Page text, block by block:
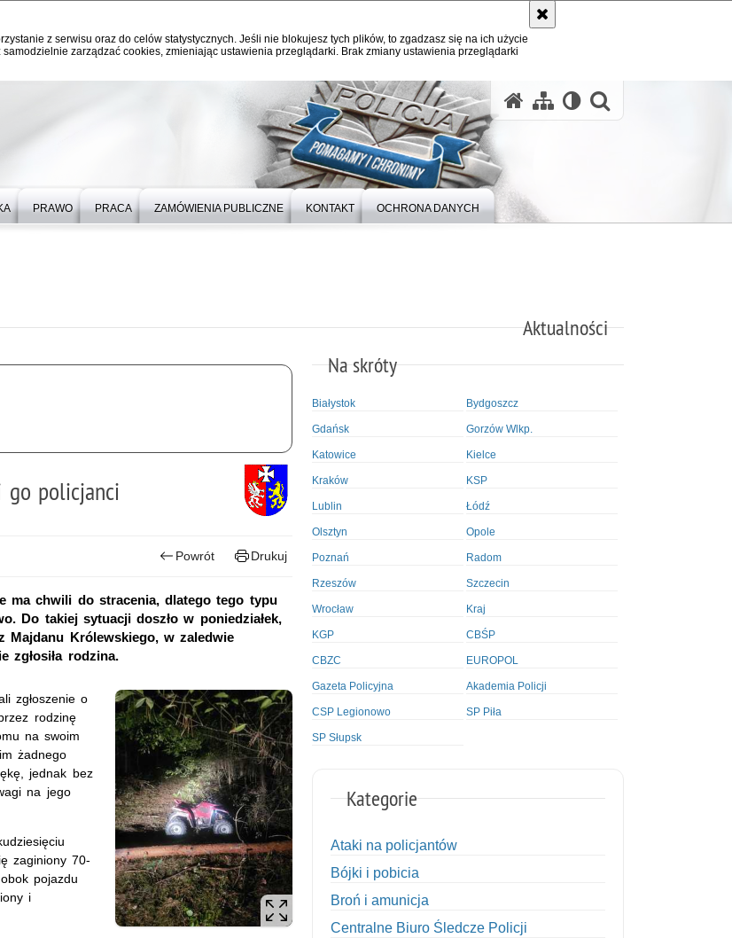
z serwisu oraz do celów statystycznych. Jeśli nie blokujesz tych plików, to zgadzasz się na ich użycie
zarządzać cookies, zmieniając ustawienia przeglądarki. Brak zmiany ustawienia przeglądarki
PRAWO PRACA ZAMÓWIENIA PUBLICZNE KONTAKT OCHRONA DANYCH
Aktualności
go policjanci
Powrót Drukuj
ma chwili do stracenia, dlatego tego typu
Do takiej sytuacji doszło w poniedziałek,
Majdanu Królewskiego, w zaledwie
zgłosiła rodzina.
zgłoszenie o
rodzinę
na swoim
żadnego
jednak bez
na jego
zaginiony 70-
pojazdu
i
Na skróty
Białystok Bydgoszcz
Gdańsk Gorzów Wlkp.
Katowice Kielce
Kraków KSP
Lublin Łódź
Olsztyn Opole
Poznań Radom
Rzeszów Szczecin
Wrocław Kraj
KGP CBŚP
CBZC EUROPOL
Gazeta Policyjna Akademia Policji
CSP Legionowo SP Piła
SP Słupsk
Kategorie
Ataki na policjantów
Bójki i pobicia
Broń i amunicja
Centralne Biuro Śledcze Policji